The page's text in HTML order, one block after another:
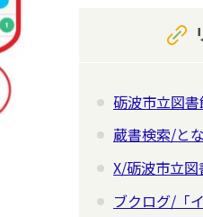
砺波市立図
蔵書検索/と
X/砺波市立図
ブクログ/「